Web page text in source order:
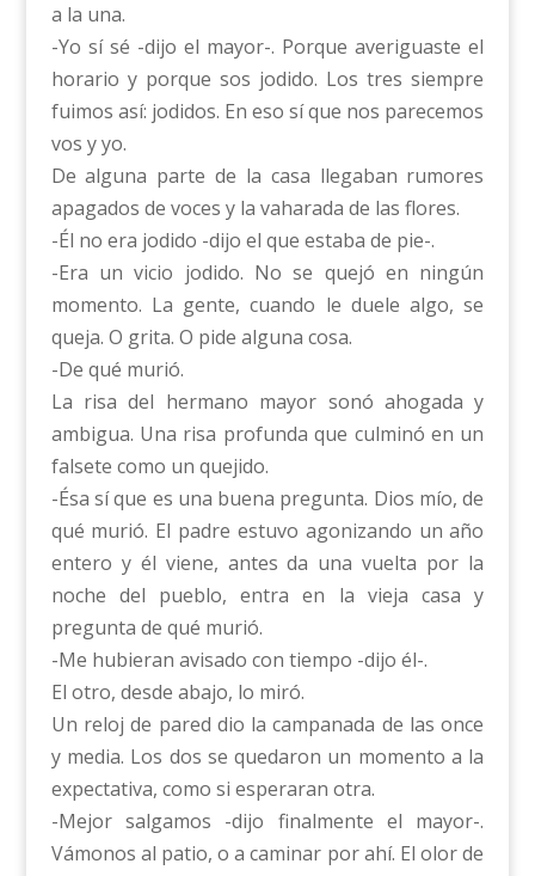
a la una.
-Yo sí sé -dijo el mayor-. Porque averiguaste el
horario y porque sos jodido. Los tres siempre
fuimos así: jodidos. En eso sí que nos parecemos
vos y yo.
De alguna parte de la casa llegaban rumores
apagados de voces y la vaharada de las flores.
-Él no era jodido -dijo el que estaba de pie-.
-Era un vicio jodido. No se quejó en ningún
momento. La gente, cuando le duele algo, se
queja. O grita. O pide alguna cosa.
-De qué murió.
La risa del hermano mayor sonó ahogada y
ambigua. Una risa profunda que culminó en un
falsete como un quejido.
-Ésa sí que es una buena pregunta. Dios mío, de
qué murió. El padre estuvo agonizando un año
entero y él viene, antes da una vuelta por la
noche del pueblo, entra en la vieja casa y
pregunta de qué murió.
-Me hubieran avisado con tiempo -dijo él-.
El otro, desde abajo, lo miró.
Un reloj de pared dio la campanada de las once
y media. Los dos se quedaron un momento a la
expectativa, como si esperaran otra.
-Mejor salgamos -dijo finalmente el mayor-.
Vámonos al patio, o a caminar por ahí. El olor de